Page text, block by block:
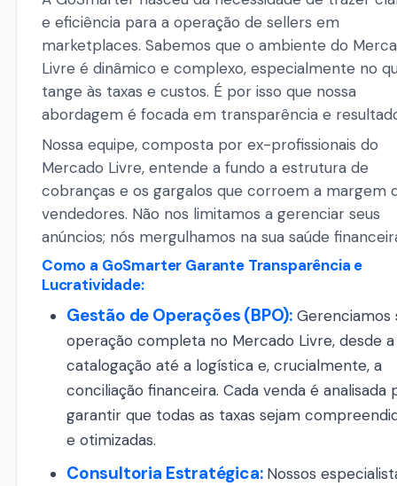
e eficiência para a operação de sellers em
marketplaces. Sabemos que o ambiente do
Livre é dinâmico e complexo, especialmente no
tange às taxas e custos. É por isso que nossa
abordagem é focada em transparência e
Nossa equipe, composta por ex-profissionais do
Mercado Livre, entende a fundo a estrutura de
cobranças e os gargalos que corroem a margem
vendedores. Não nos limitamos a gerenciar seus
anúncios; nós mergulhamos na sua saúde
Como a GoSmarter Garante Transparência e
Lucratividade:
Gestão de Operações (BPO): Gerenciamos
operação completa no Mercado Livre, desde a
catalogação até a logística e, crucialmente, a
conciliação financeira. Cada venda é analisada
garantir que todas as taxas sejam
e otimizadas.
Consultoria Estratégica:Nossos